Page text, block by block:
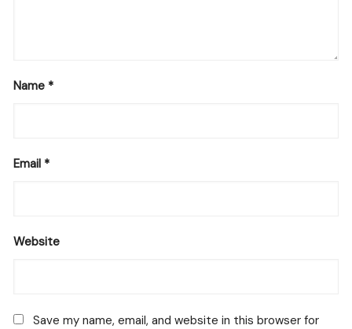
Name *
Email *
Website
Save my name, email, and website in this browser for